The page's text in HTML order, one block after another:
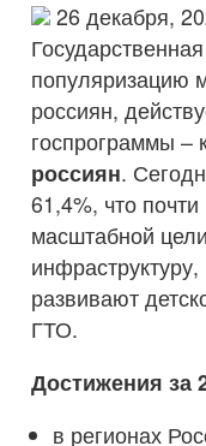
26 декабря,
популяризацию
россиян,
госпрограммы –
россиян.
61,4%, что
масштабной
развивают
ГТО.
Достижения за
в регионах